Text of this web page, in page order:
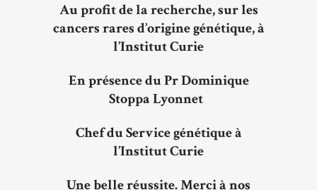
Au profit de la recherche, sur les
cancers rares d’origine génétique, à
l’Institut Curie
En présence du Pr Dominique
Stoppa Lyonnet
Chef du Service génétique à
l’Institut Curie
Une belle réussite. Merci à nos